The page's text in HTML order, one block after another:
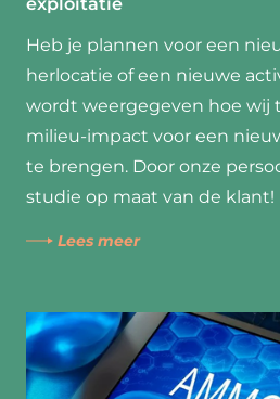
Heb je plannen voor een
herlocatie of een nieuwe
wordt weergegeven hoe wij
milieu-impact voor een
te brengen. Door onze
studie op maat van de klant!
Lees meer